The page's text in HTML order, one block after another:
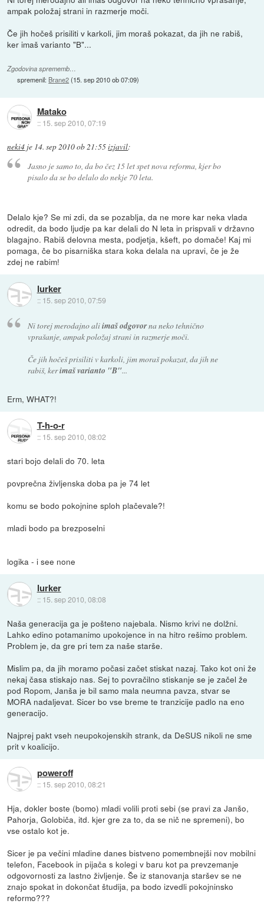
ampak položaj strani in razmerje moči.
Če jih hočeš prisiliti v karkoli, jim moraš pokazat, da jih ne rabiš,
ker imaš varianto "B"...
Zgodovina sprememb…
spremenil: Brane2(15. sep 2010 ob 07:09)
Matako
:: 15. sep 2010, 07:19
neki4 je 14. sep 2010 ob 21:55izjavil:
Jasno je samo to, da bo čez 15 let spet nova reforma, kjer bo
pisalo da se bo delalo do nekje 70 leta.
Delalo kje? Se mi zdi, da se pozablja, da ne more kar neka vlada
odredit, da bodo ljudje pa kar delali do N leta in prispvali v državno
blagajno. Rabiš delovna mesta, podjetja, kšeft, po domače! Kaj mi
pomaga, če bo pisarniška stara koka delala na upravi, če je že
zdej ne rabim!
lurker
:: 15. sep 2010, 07:59
Ni torej merodajno aliimaš odgovorna neko tehnično
vprašanje, ampak položaj strani in razmerje moči.
Če jih hočeš prisiliti v karkoli, jim moraš pokazat, da jih ne
rabiš, kerimaš varianto "B"...
Erm, WHAT?!
T-h-o-r
:: 15. sep 2010, 08:02
stari bojo delali do 70. leta
povprečna življenska doba pa je 74 let
komu se bodo pokojnine sploh plačevale?!
mladi bodo pa brezposelni
logika - i see none
lurker
:: 15. sep 2010, 08:08
Naša generacija ga je pošteno najebala. Nismo krivi ne dolžni.
Lahko edino potamanimo upokojence in na hitro rešimo problem.
Problem je, da gre pri tem za naše starše.
Mislim pa, da jih moramo počasi začet stiskat nazaj. Tako kot oni že
nekaj časa stiskajo nas. Sej to povračilno stiskanje se je začel že
pod Ropom, Janša je bil samo mala neumna pavza, stvar se
MORA nadaljevat. Sicer bo vse breme te tranzicije padlo na eno
generacijo.
Najprej pakt vseh neupokojenskih strank, da DeSUS nikoli ne sme
prit v koalicijo.
poweroff
:: 15. sep 2010, 08:21
Hja, dokler boste (bomo) mladi volili proti sebi (se pravi za Janšo,
Pahorja, Golobiča, itd. kjer gre za to, da se nič ne spremeni), bo
vse ostalo kot je.
Sicer je pa večini mladine danes bistveno pomembnejši nov mobilni
telefon, Facebook in pijača s kolegi v baru kot pa prevzemanje
odgovornosti za lastno življenje. Še iz stanovanja staršev se ne
znajo spokat in dokončat študija, pa bodo izvedli pokojninsko
reformo???